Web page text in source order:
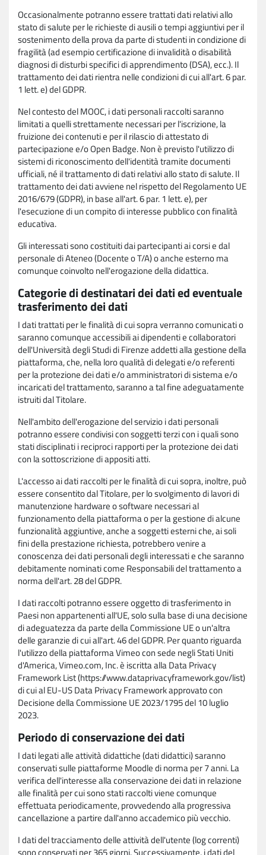
Occasionalmente potranno essere trattati dati relativi allo
stato di salute per le richieste di ausili o tempi aggiuntivi per il
sostenimento della prova da parte di studenti in condizione di
fragilità (ad esempio certificazione di invalidità o disabilità
diagnosi di disturbi specifici di apprendimento (DSA), ecc.). Il
trattamento dei dati rientra nelle condizioni di cui all'art. 6 par.
1 lett. e) del GDPR.
Nel contesto del MOOC, i dati personali raccolti saranno
limitati a quelli strettamente necessari per l'iscrizione, la
fruizione dei contenuti e per il rilascio di attestato di
partecipazione e/o Open Badge. Non è previsto l'utilizzo di
sistemi di riconoscimento dell'identità tramite documenti
ufficiali, né il trattamento di dati relativi allo stato di salute. Il
trattamento dei dati avviene nel rispetto del Regolamento UE
2016/679 (GDPR), in base all'art. 6 par. 1 lett. e), per
l'esecuzione di un compito di interesse pubblico con finalità
educativa.
Gli interessati sono costituiti dai partecipanti ai corsi e dal
personale di Ateneo (Docente o T/A) o anche esterno ma
comunque coinvolto nell'erogazione della didattica.
Categorie di destinatari dei dati ed eventuale
trasferimento dei dati
I dati trattati per le finalità di cui sopra verranno comunicati o
saranno comunque accessibili ai dipendenti e collaboratori
dell'Università degli Studi di Firenze addetti alla gestione della
piattaforma, che, nella loro qualità di delegati e/o referenti
per la protezione dei dati e/o amministratori di sistema e/o
incaricati del trattamento, saranno a tal fine adeguatamente
istruiti dal Titolare.
Nell'ambito dell'erogazione del servizio i dati personali
potranno essere condivisi con soggetti terzi con i quali sono
stati disciplinati i reciproci rapporti per la protezione dei dati
con la sottoscrizione di appositi atti.
L'accesso ai dati raccolti per le finalità di cui sopra, inoltre, può
essere consentito dal Titolare, per lo svolgimento di lavori di
manutenzione hardware o software necessari al
funzionamento della piattaforma o per la gestione di alcune
funzionalità aggiuntive, anche a soggetti esterni che, ai soli
fini della prestazione richiesta, potrebbero venire a
conoscenza dei dati personali degli interessati e che saranno
debitamente nominati come Responsabili del trattamento a
norma dell'art. 28 del GDPR.
I dati raccolti potranno essere oggetto di trasferimento in
Paesi non appartenenti all'UE, solo sulla base di una decisione
di adeguatezza da parte della Commissione UE o un'altra
delle garanzie di cui all'art. 46 del GDPR. Per quanto riguarda
l'utilizzo della piattaforma Vimeo con sede negli Stati Uniti
d'America, Vimeo.com, Inc. è iscritta alla Data Privacy
Framework List (https://www.dataprivacyframework.gov/list)
di cui al EU-US Data Privacy Framework approvato con
Decisione della Commissione UE 2023/1795 del 10 luglio
2023.
Periodo di conservazione dei dati
I dati legati alle attività didattiche (dati didattici) saranno
conservati sulle piattaforme Moodle di norma per 7 anni. La
verifica dell'interesse alla conservazione dei dati in relazione
alle finalità per cui sono stati raccolti viene comunque
effettuata periodicamente, provvedendo alla progressiva
cancellazione a partire dall'anno accademico più vecchio.
I dati del tracciamento delle attività dell'utente (log correnti)
sono conservati per 365 giorni. Successivamente, i dati del